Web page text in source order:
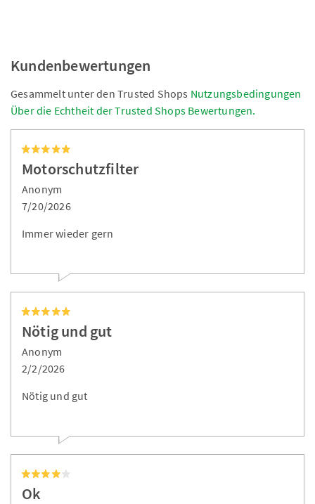
Kundenbewertungen
Gesammelt unter den Trusted Shops Nutzungsbedingungen
Über die Echtheit der Trusted Shops Bewertungen.
Motorschutzfilter
Anonym
7/20/2026
Immer wieder gern
Nötig und gut
Anonym
2/2/2026
Nötig und gut
Ok